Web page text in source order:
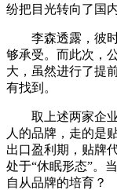
纷把目光转向了国
李森透露，彼时
够承受。而此次，
大，虽然进行了提
有找到。
取上述两家企业
人的品牌，走的是
出口盈利期，贴牌
处于“休眠形态”。
自从品牌的培育？